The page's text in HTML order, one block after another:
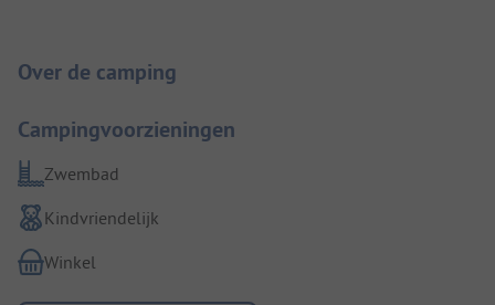
Over de camping
Campingvoorzieningen
Zwembad
Kindvriendelijk
Winkel